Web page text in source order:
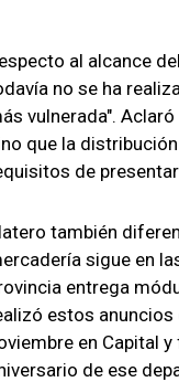
al alcance
no se ha
vulnerada".
que la
de
también
sigue en
entrega
estos
en Capital
de ese